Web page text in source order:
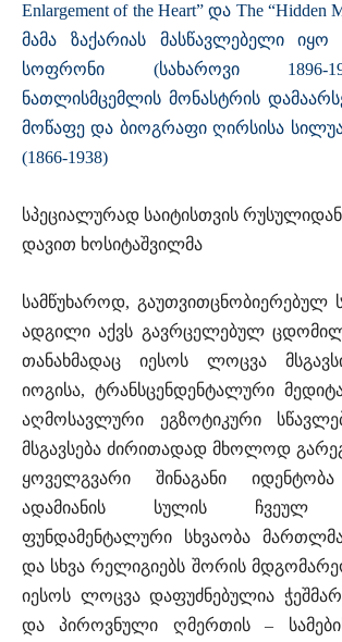
Enlargement of the Heart” და The “Hidden
მამა ზაქარიას მასწავლებელი იყო
სოფრონი (სახაროვი 1896-
ნათლისმცემლის მონასტრის
მოწაფე და ბიოგრაფი ღირსისა
(1866-1938)
სპეციალურად საიტისთვის
დავით ხოსიტაშვილმა
სამწუხაროდ, გაუთვითცნობიერებულ
ადგილი აქვს გავრცელებულ
თანახმადაც იესოს ლოცვა
იოგისა, ტრანსცენდენტალური
აღმოსავლური ეგზოტიკური
მსგავსება ძირითადად მხოლოდ
ყოველგვარი შინაგანი
ადამიანის სულის ჩვეულ
ფუნდამენტალური სხვაობა
და სხვა რელიგიებს შორის
იესოს ლოცვა დაფუძნებულია
და პიროვნული ღმერთის –